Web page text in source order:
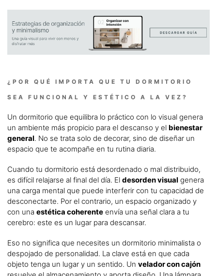
¿POR QUÉ IMPORTA QUE TU DORMITORIO
SEA FUNCIONAL Y ESTÉTICO A LA VEZ?
Un dormitorio que equilibra lo práctico con lo visual genera
un ambiente más propicio para el descanso y el bienestar
general. No se trata solo de decorar, sino de diseñar un
espacio que te acompañe en tu rutina diaria.
Cuando tu dormitorio está desordenado o mal distribuido,
es difícil relajarse al final del día. El desorden visual genera
una carga mental que puede interferir con tu capacidad de
desconectarte. Por el contrario, un espacio organizado y
con una estética coherente envía una señal clara a tu
cerebro: este es un lugar para descansar.
Eso no significa que necesites un dormitorio minimalista o
despojado de personalidad. La clave está en que cada
objeto tenga un lugar y un sentido. Un velador con cajón